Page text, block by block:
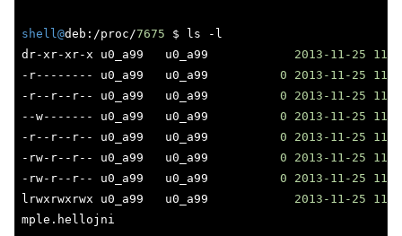
shell@deb:/proc/7675 $ ls -l
dr-xr-xr-x u0_a99   u0_a99 2013 -11 -25 11
-r-------- u0_a99   u0_a99 0 2013 -11 -25 11
-r--r--r-- u0_a99   u0_a99 0 2013 -11 -25 11
--w------- u0_a99   u0_a99 0 2013 -11 -25 11
-r--r--r-- u0_a99   u0_a99 0 2013 -11 -25 11
-rw-r--r-- u0_a99   u0_a99 0 2013 -11 -25 11
-rw-r--r-- u0_a99   u0_a99 0 2013 -11 -25 11
lrwxrwxrwx u0_a99   u0_a99 2013 -11 -25 11
mple.hellojni